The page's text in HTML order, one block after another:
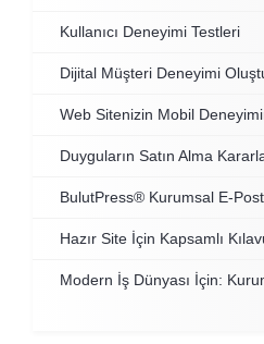
Kullanıcı Deneyimi Testleri
Dijital Müşteri Deneyimi
Web Sitenizin Mobil
Duyguların Satın Alma
BulutPress® Kurumsal E-
Hazır Site İçin Kapsamlı
Modern İş Dünyası İçin: